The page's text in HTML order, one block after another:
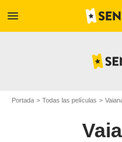
menu
Portada Todas las películas